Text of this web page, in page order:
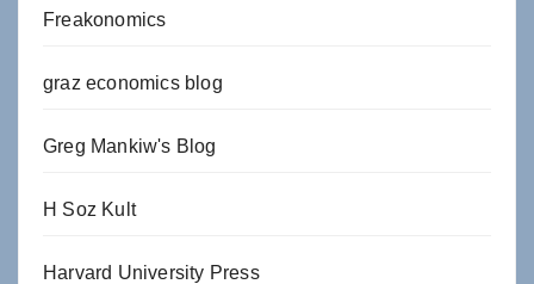
Freakonomics
graz economics blog
Greg Mankiw's Blog
H Soz Kult
Harvard University Press